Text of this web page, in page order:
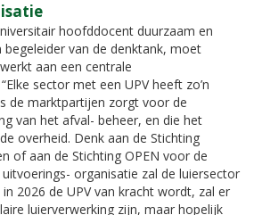
hoofddocent duurzaam en
begeleider van de denktank, moet
aan een centrale
sector met een UPV heeft zo’n
de marktpartijen zorgt voor de
van het afval- beheer, en die het
overheid. Denk aan de Stichting
of aan de Stichting OPEN voor de
organisatie zal de luiersector
2026 de UPV van kracht wordt, zal er
luierverwerking zijn, maar hopelijk